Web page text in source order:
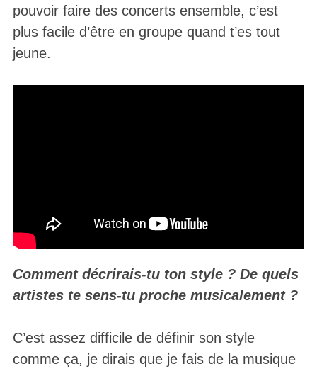
pouvoir faire des concerts ensemble, c’est
plus facile d’être en groupe quand t’es tout
jeune.
Comment décrirais-tu ton style ? De quels
artistes te sens-tu proche musicalement ?
C’est assez difficile de définir son style
comme ça, je dirais que je fais de la musique